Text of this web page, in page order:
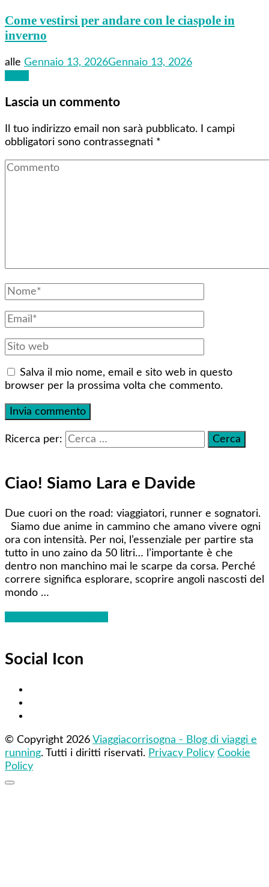
Come vestirsi per andare con le ciaspole in
inverno
alle Gennaio 13, 2026Gennaio 13, 2026
Lascia un commento
Il tuo indirizzo email non sarà pubblicato.
I campi
obbligatori sono contrassegnati *
Salva il mio nome, email e sito web in questo
browser per la prossima volta che commento.
Ricerca per:
Ciao! Siamo Lara e Davide
Due cuori on the road: viaggiatori, runner e sognatori.
Siamo due anime in cammino che amano vivere ogni
ora con intensità. Per noi, l’essenziale per partire sta
tutto in uno zaino da 50 litri… l’importante è che
dentro non manchino mai le scarpe da corsa. Perché
correre significa esplorare, scoprire angoli nascosti del
mondo …
Social Icon
© Copyright 2026 Viaggiacorrisogna - Blog di viaggi e
running. Tutti i diritti riservati. Privacy Policy Cookie
Policy